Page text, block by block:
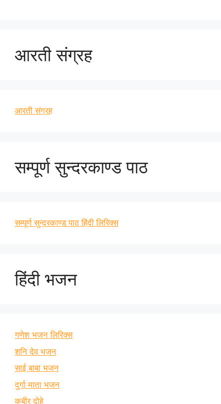
आरती संग्रह
आरती संग्रह
सम्पूर्ण सुन्दरकाण्ड पाठ
सम्पूर्ण सुन्दरकाण्ड पाठ हिंदी लिरिक्स
हिंदी भजन
गणेश भजन लिरिक्स
शनि देव भजन
साई बाबा भजन
दुर्गा माता भजन
कबीर दोहे